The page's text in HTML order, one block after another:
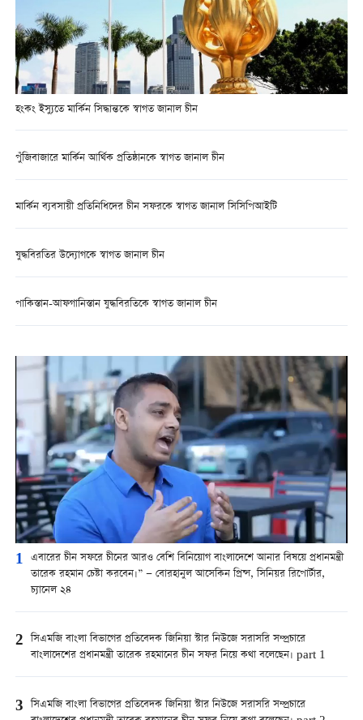
হংকং ইস্যুতে মার্কিন সিদ্ধান্তকে স্বাগত জানাল চীন
পুঁজিবাজারে মার্কিন আর্থিক প্রতিষ্ঠানকে স্বাগত জানাল চীন
মার্কিন ব্যবসায়ী প্রতিনিধিদের চীন সফরকে স্বাগত জানাল সিসিপিআইটি
যুদ্ধবিরতির উদ্যোগকে স্বাগত জানাল চীন
পাকিস্তান-আফগানিস্তান যুদ্ধবিরতিকে স্বাগত জানাল চীন
1 এবারের চীন সফরে চীনের আরও বেশি বিনিয়োগ বাংলাদেশে আনার বিষয়ে প্রধানমন্ত্রী
তারেক রহমান চেষ্টা করবেন।” — বোরহানুল আসেকিন প্রিন্স, সিনিয়র রিপোর্টার,
চ্যানেল ২৪
2 সিএমজি বাংলা বিভাগের প্রতিবেদক জিনিয়া স্টার নিউজে সরাসরি সম্প্রচারে
বাংলাদেশের প্রধানমন্ত্রী তারেক রহমানের চীন সফর নিয়ে কথা বলেছেন। part 1
3 সিএমজি বাংলা বিভাগের প্রতিবেদক জিনিয়া স্টার নিউজে সরাসরি সম্প্রচারে